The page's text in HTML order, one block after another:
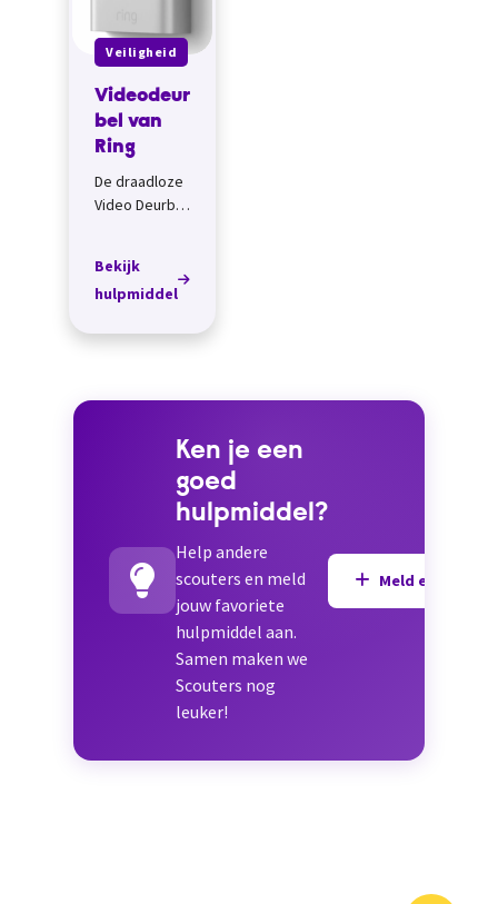
Veiligheid
Videodeur
bel van
Ring
De draadloze
Video Deurbel
batterij. Je
kunt je
Bekijk
hulpmiddel
Ken je een
goed
hulpmiddel?
Help andere
scouters en meld
jouw favoriete
hulpmiddel aan.
Samen maken we
Scouters nog
leuker!
Meld een